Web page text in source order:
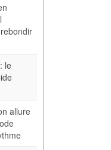
le
allure